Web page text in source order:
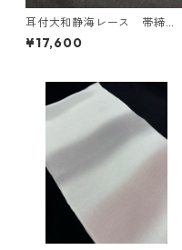
耳付大和静海レース 帯締
め ＜和小物さくら＞ SOJ-8
6
¥17,600